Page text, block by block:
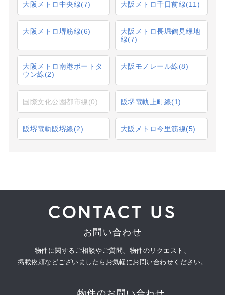
大阪メトロ中央線(7) 大阪メトロ千日前線(11)
大阪メトロ堺筋線(6)
大阪メトロ長堀鶴見緑地
線(7)
大阪メトロ南港ポートタ
ウン線(2)
大阪モノレール線(8)
国際文化公園都市線(0) 阪堺電軌上町線(1)
阪堺電軌阪堺線(2) 大阪メトロ今里筋線(5)
CONTACT US
お問い合わせ
物件に関するご相談やご質問、物件のリクエスト、
掲載依頼などございましたらお気軽にお問い合わせください。